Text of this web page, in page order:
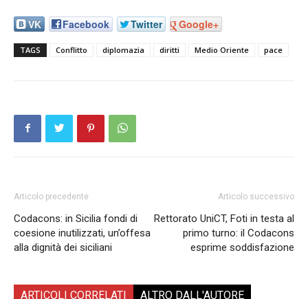
VK Facebook Twitter Google+
TAGS Conflitto diplomazia diritti Medio Oriente pace
Articolo precedente
Codacons: in Sicilia fondi di
coesione inutilizzati, un’offesa
alla dignità dei siciliani
Articolo successivo
Rettorato UniCT, Foti in testa al
primo turno: il Codacons
esprime soddisfazione
ARTICOLI CORRELATI ALTRO DALL'AUTORE